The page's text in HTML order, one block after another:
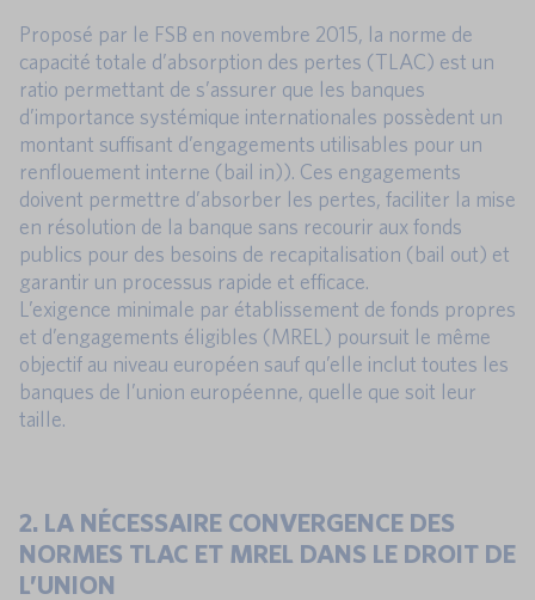
Proposé par le FSB en novembre 2015, la norme de
capacité totale d’absorption des pertes (TLAC) est un
ratio permettant de s’assurer que les banques
d’importance systémique internationales possèdent un
montant suffisant d’engagements utilisables pour un
renflouement interne (bail in)). Ces engagements
doivent permettre d’absorber les pertes, faciliter la mise
en résolution de la banque sans recourir aux fonds
publics pour des besoins de recapitalisation (bail out) et
garantir un processus rapide et efficace.
L’exigence minimale par établissement de fonds propres
et d’engagements éligibles (MREL) poursuit le même
objectif au niveau européen sauf qu’elle inclut toutes les
banques de l’union européenne, quelle que soit leur
taille.
2. LA NÉCESSAIRE CONVERGENCE DES
NORMES TLAC ET MREL DANS LE DROIT DE
L’UNION